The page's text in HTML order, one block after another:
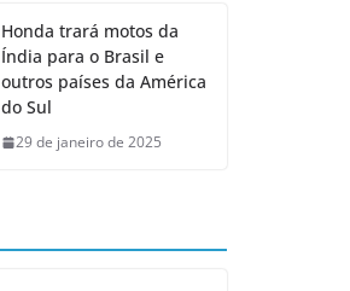
Honda trará motos da
Índia para o Brasil e
outros países da América
do Sul
29 de janeiro de 2025